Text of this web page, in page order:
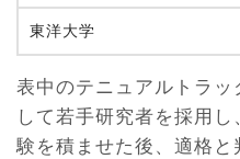
東洋大学
表中のテニュアルトラ
して若手研究者を採用
験を積ませた後、適格